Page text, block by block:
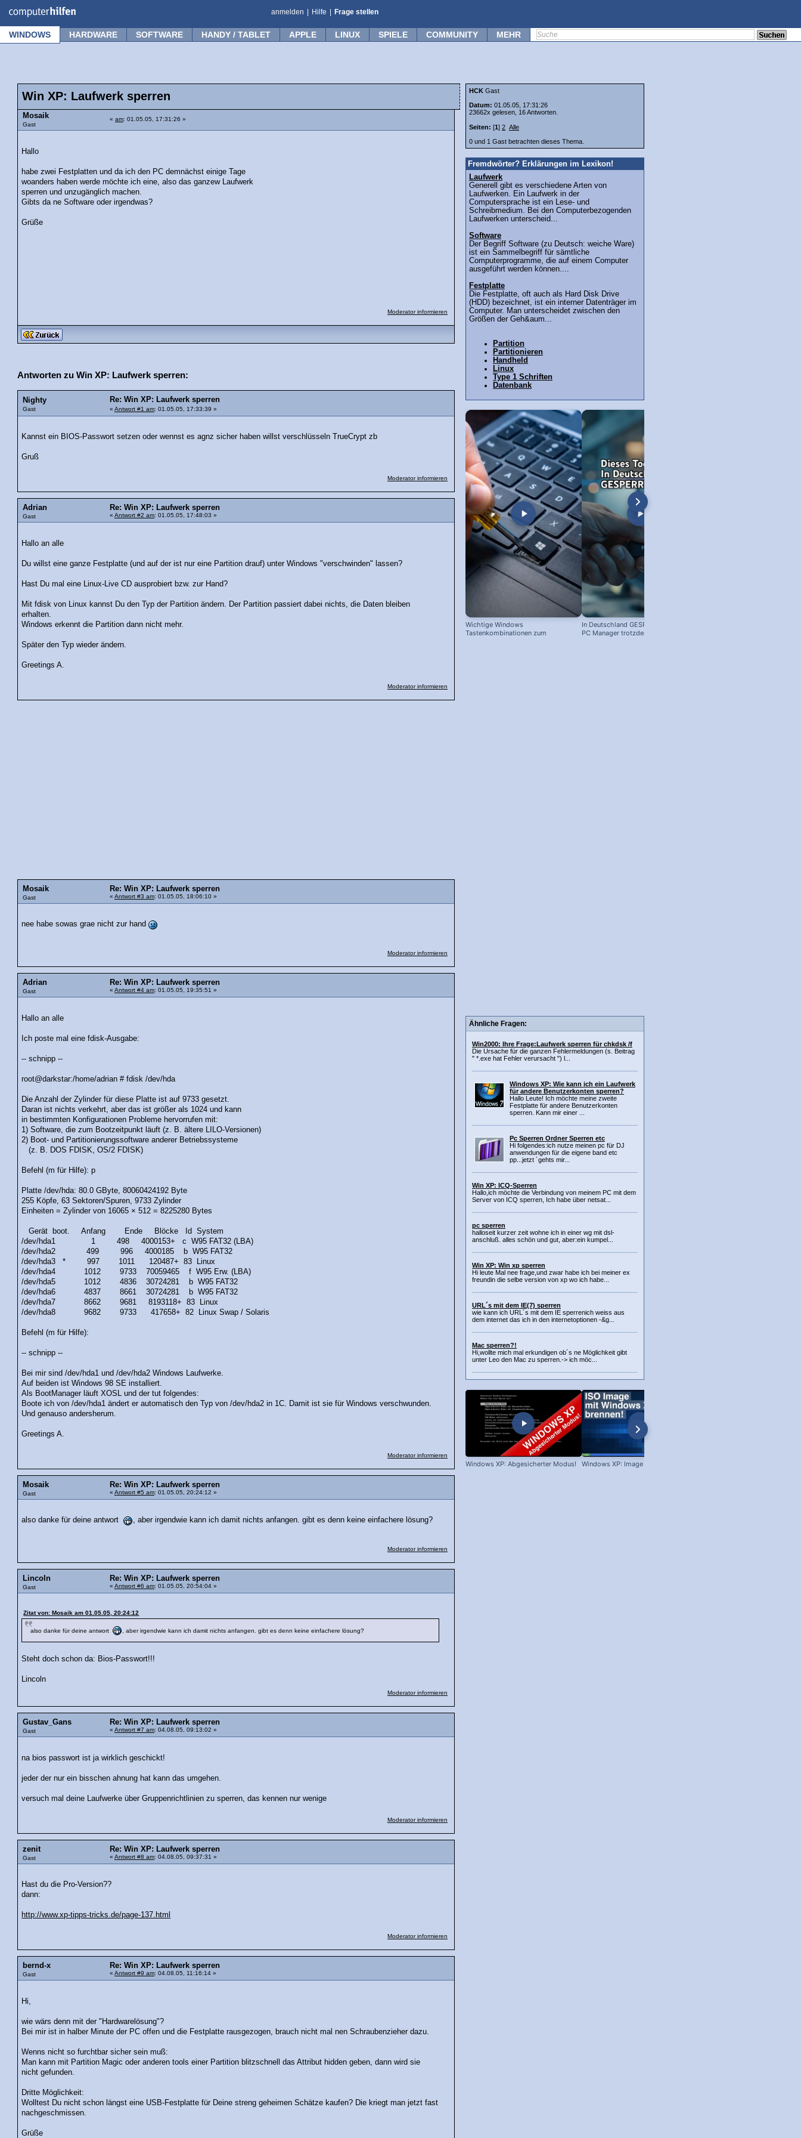
anmelden Hilfe Frage stellen
WINDOWS HARDWARE SOFTWARE HANDY / TABLET APPLE LINUX SPIELE COMMUNITY MEHR
Win XP: Laufwerk sperren
Mosaik
Gast
« am: 01.05.05, 17:31:26 »
Hallo
habe zwei Festplatten und da ich den PC demnächst einige Tage
woanders haben werde möchte ich eine, also das ganzew Laufwerk
sperren und unzugänglich machen.
Gibts da ne Software oder irgendwas?
Grüße
Moderator informieren
Antworten zu Win XP: Laufwerk sperren:
Nighty
Gast
Re: Win XP: Laufwerk sperren
« Antwort #1 am: 01.05.05, 17:33:39 »
Kannst ein BIOS-Passwort setzen oder wennst es agnz sicher haben willst verschlüsseln TrueCrypt zb
Gruß
Moderator informieren
Adrian
Gast
Re: Win XP: Laufwerk sperren
« Antwort #2 am: 01.05.05, 17:48:03 »
Hallo an alle
Du willst eine ganze Festplatte (und auf der ist nur eine Partition drauf) unter Windows "verschwinden" lassen?
Hast Du mal eine Linux-Live CD ausprobiert bzw. zur Hand?
Mit fdisk von Linux kannst Du den Typ der Partition ändern. Der Partition passiert dabei nichts, die Daten bleiben
erhalten.
Windows erkennt die Partition dann nicht mehr.
Später den Typ wieder ändern.
Greetings A.
Moderator informieren
Mosaik
Gast
Re: Win XP: Laufwerk sperren
« Antwort #3 am: 01.05.05, 18:06:10 »
nee habe sowas grae nicht zur hand
Moderator informieren
Adrian
Gast
Re: Win XP: Laufwerk sperren
« Antwort #4 am: 01.05.05, 19:35:51 »
Hallo an alle
Ich poste mal eine fdisk-Ausgabe:
-- schnipp --
root@darkstar:/home/adrian # fdisk /dev/hda
Die Anzahl der Zylinder für diese Platte ist auf 9733 gesetzt.
Daran ist nichts verkehrt, aber das ist größer als 1024 und kann
in bestimmten Konfigurationen Probleme hervorrufen mit:
1) Software, die zum Bootzeitpunkt läuft (z. B. ältere LILO-Versionen)
2) Boot- und Partitionierungssoftware anderer Betriebssysteme
(z. B. DOS FDISK, OS/2 FDISK)
Befehl (m für Hilfe): p
Platte /dev/hda: 80.0 GByte, 80060424192 Byte
255 Köpfe, 63 Sektoren/Spuren, 9733 Zylinder
Einheiten = Zylinder von 16065 × 512 = 8225280 Bytes
Gerät boot. Anfang Ende Blöcke Id System
/dev/hda1 1 498 4000153+ c W95 FAT32 (LBA)
/dev/hda2 499 996 4000185 b W95 FAT32
/dev/hda3 * 997 1011 120487+ 83 Linux
/dev/hda4 1012 9733 70059465 f W95 Erw. (LBA)
/dev/hda5 1012 4836 30724281 b W95 FAT32
/dev/hda6 4837 8661 30724281 b W95 FAT32
/dev/hda7 8662 9681 8193118+ 83 Linux
/dev/hda8 9682 9733 417658+ 82 Linux Swap / Solaris
Befehl (m für Hilfe):
-- schnipp --
Bei mir sind /dev/hda1 und /dev/hda2 Windows Laufwerke.
Auf beiden ist Windows 98 SE installiert.
Als BootManager läuft XOSL und der tut folgendes:
Boote ich von /dev/hda1 ändert er automatisch den Typ von /dev/hda2 in 1C. Damit ist sie für Windows verschwunden.
Und genauso andersherum.
Greetings A.
Moderator informieren
Mosaik
Gast
Re: Win XP: Laufwerk sperren
« Antwort #5 am: 01.05.05, 20:24:12 »
also danke für deine antwort , aber irgendwie kann ich damit nichts anfangen. gibt es denn keine einfachere lösung?
Moderator informieren
Lincoln
Gast
Re: Win XP: Laufwerk sperren
« Antwort #6 am: 01.05.05, 20:54:04 »
Zitat von: Mosaik am 01.05.05, 20:24:12
also danke für deine antwort , aber irgendwie kann ich damit nichts anfangen. gibt es denn keine einfachere lösung?
Steht doch schon da: Bios-Passwort!!!
Lincoln
Moderator informieren
Gustav_Gans
Gast
Re: Win XP: Laufwerk sperren
« Antwort #7 am: 04.08.05, 09:13:02 »
na bios passwort ist ja wirklich geschickt!
jeder der nur ein bisschen ahnung hat kann das umgehen.
versuch mal deine Laufwerke über Gruppenrichtlinien zu sperren, das kennen nur wenige
Moderator informieren
zenit
Gast
Re: Win XP: Laufwerk sperren
« Antwort #8 am: 04.08.05, 09:37:31 »
Hast du die Pro-Version??
dann:
http://www.xp-tipps-tricks.de/page-137.html
Moderator informieren
bernd-x
Gast
Re: Win XP: Laufwerk sperren
« Antwort #9 am: 04.08.05, 11:16:14 »
Hi,
wie wärs denn mit der "Hardwarelösung"?
Bei mir ist in halber Minute der PC offen und die Festplatte rausgezogen, brauch nicht mal nen Schraubenzieher dazu.
Wenns nicht so furchtbar sicher sein muß:
Man kann mit Partition Magic oder anderen tools einer Partition blitzschnell das Attribut hidden geben, dann wird sie
nicht gefunden.
Dritte Möglichkeit:
Wolltest Du nicht schon längst eine USB-Festplatte für Deine streng geheimen Schätze kaufen? Die kriegt man jetzt fast
nachgeschmissen.
Grüße
HCK Gast
Datum: 01.05.05, 17:31:26
23662x gelesen, 16 Antworten.
Seiten: [1] 2 Alle
0 und 1 Gast betrachten dieses Thema.
Fremdwörter? Erklärungen im Lexikon!
Laufwerk
Generell gibt es verschiedene Arten von
Laufwerken. Ein Laufwerk in der
Computersprache ist ein Lese- und
Schreibmedium. Bei den Computerbezogenden
Laufwerken unterscheid...
Software
Der Begriff Software (zu Deutsch: weiche Ware)
ist ein Sammelbegriff für sämtliche
Computerprogramme, die auf einem Computer
ausgeführt werden können....
Festplatte
Die Festplatte, oft auch als Hard Disk Drive
(HDD) bezeichnet, ist ein interner Datenträger im
Computer. Man unterscheidet zwischen den
Größen der Geh&aum...
Partition
Partitionieren
Handheld
Linux
Type 1 Schriften
Datenbank
Wichtige Windows
Tastenkombinationen zum
In Deutschland GESPERRT: Microsoft
PC Manager trotzdem installieren
Ähnliche Fragen:
Win2000: Ihre Frage:Laufwerk sperren für chkdsk /f
Die Ursache für die ganzen Fehlermeldungen (s. Beitrag
" *.exe hat Fehler verursacht ") l...
Windows XP: Wie kann ich ein Laufwerk
für andere Benutzerkonten sperren?
Hallo Leute! Ich möchte meine zweite
Festplatte für andere Benutzerkonten
sperren. Kann mir einer ...
Pc Sperren Ordner Sperren etc
Hi folgendes:ich nutze meinen pc für DJ
anwendungen für die eigene band etc
pp...jetzt ´gehts mir...
Win XP: ICQ-Sperren
Hallo,ich möchte die Verbindung von meinem PC mit dem
Server von ICQ sperren, Ich habe über netsat...
pc sperren
halloseit kurzer zeit wohne ich in einer wg mit dsl-
anschluß. alles schön und gut, aber:ein kumpel...
Win XP: Win xp sperren
Hi leute Mal nee frage,und zwar habe ich bei meiner ex
freundin die selbe version von xp wo ich habe...
URL´s mit dem IE(7) sperren
wie kann ich URL´s mit dem IE sperrenich weiss aus
dem internet das ich in den internetoptionen -&g...
Mac sperren?!
Hi,wollte mich mal erkundigen ob´s ne Möglichkeit gibt
unter Leo den Mac zu sperren.-> ich möc...
Windows XP: Abgesicherter Modus! Windows XP: Image brennen!